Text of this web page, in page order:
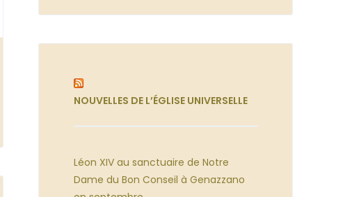
NOUVELLES DE L’ÉGLISE UNIVERSELLE
Léon XIV au sanctuaire de Notre
Dame du Bon Conseil à Genazzano